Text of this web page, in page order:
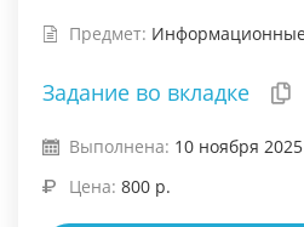
Предмет: Информационные
Задание во вкладке
Выполнена: 10 ноября 2025
Цена: 800 р.